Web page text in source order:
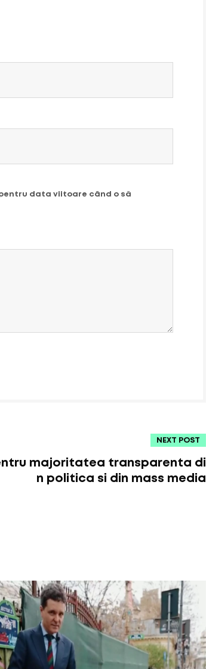
data viitoare când o să
NEXT POST
majoritatea transparenta di
n politica si din mass media